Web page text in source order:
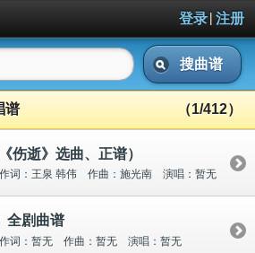
登录| 注册
搜曲谱
谱 （1/412）
伤逝》选曲、正谱）
词：王泉 韩伟 作曲：施光南 演唱：暂无
全剧曲谱
词：暂无 作曲：暂无 演唱：暂无